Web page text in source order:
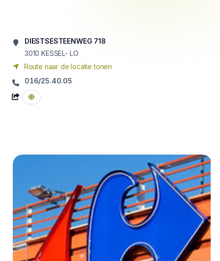
DIESTSESTEENWEG 718
3010 KESSEL- LO
Route naar de locatie tonen
016/25.40.05